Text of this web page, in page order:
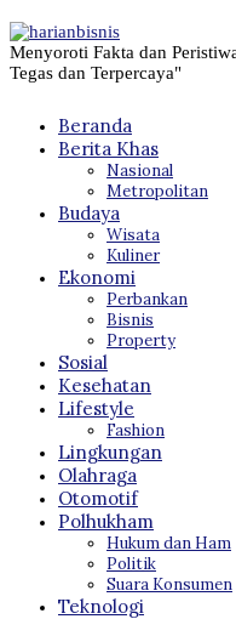
Menyoroti Fakta dan
Tegas dan Terpercaya"
Beranda
Berita Khas
Nasional
Metropolitan
Budaya
Wisata
Kuliner
Ekonomi
Perbankan
Bisnis
Property
Sosial
Kesehatan
Lifestyle
Fashion
Lingkungan
Olahraga
Otomotif
Polhukham
Hukum dan Ham
Politik
Suara Konsumen
Teknologi